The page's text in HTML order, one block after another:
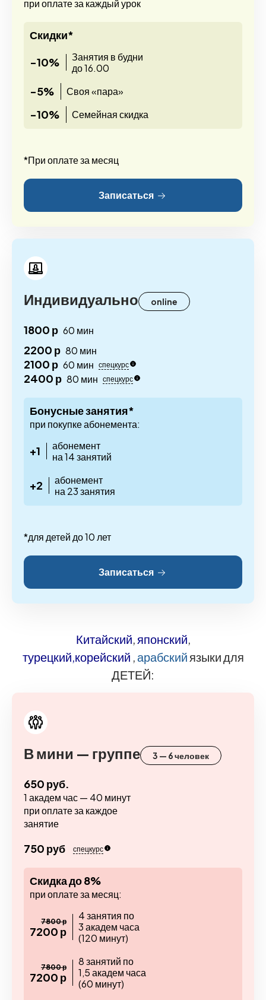
при оплате за каждый урок
Скидки*
-10%
Занятия в будни
до 16.00
-5% Своя «пара»
-10% Семейная скидка
*При оплате за месяц
Записаться
Индивидуально online
1800 р 60 мин
2200 р 80 мин
2100 р 60 мин спецкурс
2400 р 80 мин спецкурс
Бонусные занятия*
при покупке абонемента:
+1
абонемент
на 14 занятий
+2
абонемент
на 23 занятия
*для детей до 10 лет
Записаться
Китайский, японский,
турецкий,корейский ,арабский языки для
ДЕТЕЙ:
В мини — группе 3 — 6 человек
650 руб.
1 академ час — 40 минут
при оплате за каждое
занятие
750 руб спецкурс
Скидка до 8%
при оплате за месяц:
7800 р
7200 р
4 занятия по
3 академ часа
(120 минут)
7800 р
7200 р
8 занятий по
1,5 академ часа
(60 минут)